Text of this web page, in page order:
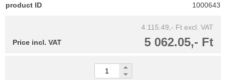
product ID 1000643
4 115.49,- Ft excl. VAT
5 062.05,- Ft
Price incl. VAT